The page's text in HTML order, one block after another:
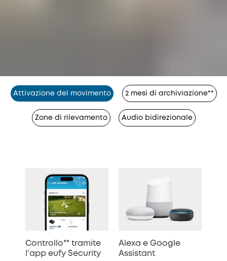
Attivazione del movimento 2 mesi di archiviazione**
Zone di rilevamento Audio bidirezionale
Controllo** tramite
l'app eufy Security
Alexa e Google
Assistant